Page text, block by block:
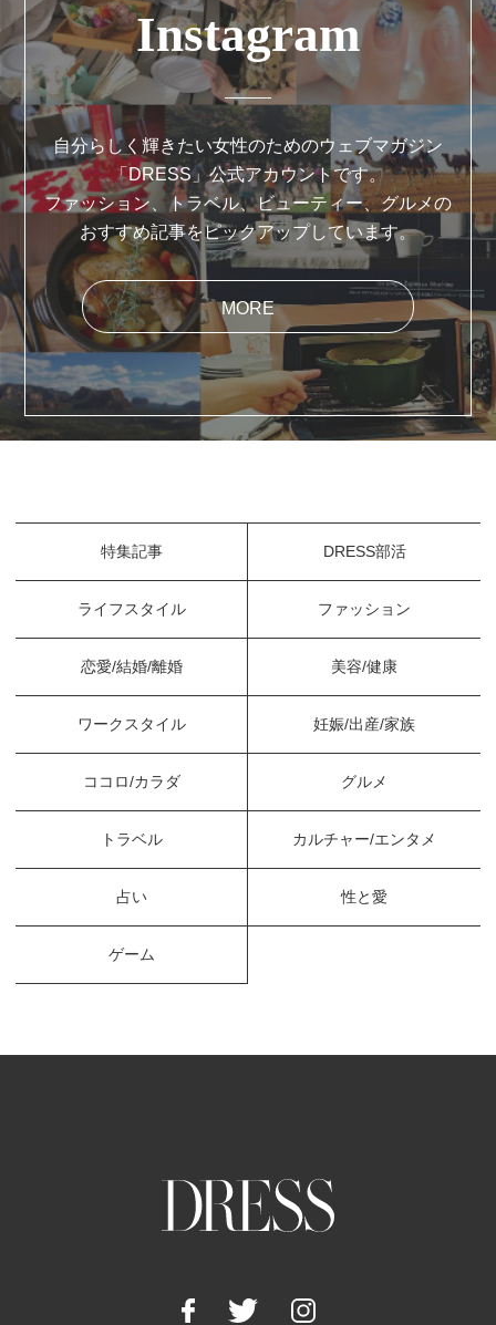
Instagram
自分らしく輝きたい女性のためのウェブマガジン
「DRESS」公式アカウントです。
ファッション、トラベル、ビューティー、グルメの
おすすめ記事をピックアップしています。
MORE
特集記事 DRESS部活
ライフスタイル ファッション
恋愛/結婚/離婚 美容/健康
ワークスタイル 妊娠/出産/家族
ココロ/カラダ グルメ
トラベル カルチャー/エンタメ
占い 性と愛
ゲーム